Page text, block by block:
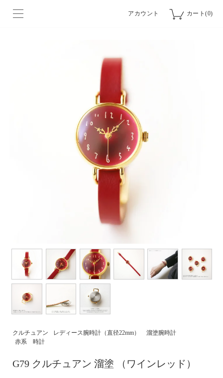
アカウント カート(0)
クルチュアン レディース腕時計（直径22mm）
溜塗腕時計
赤系 時計
G79 クルチュアン 溜塗 （ワインレッド）